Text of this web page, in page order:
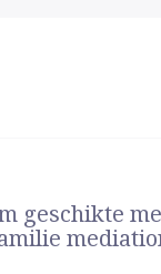
geschikte